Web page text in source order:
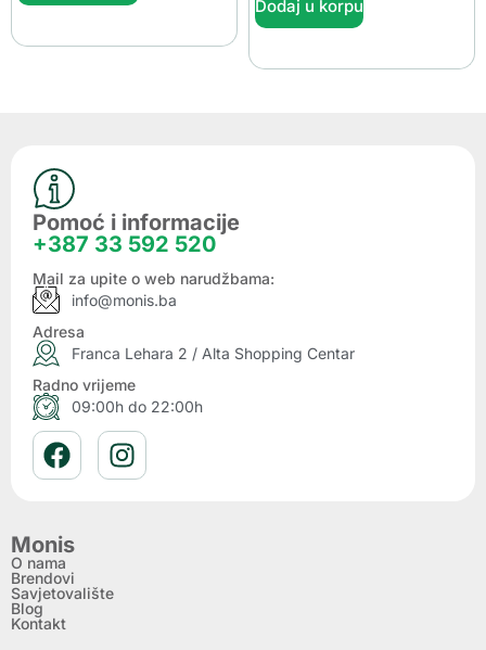
Dodaj u korpu
Pomoć i informacije
+387 33 592 520
Mail za upite o web narudžbama:
info@monis.ba
Adresa
Franca Lehara 2 / Alta Shopping Centar
Radno vrijeme
09:00h do 22:00h
Monis
O nama
Brendovi
Savjetovalište
Blog
Kontakt